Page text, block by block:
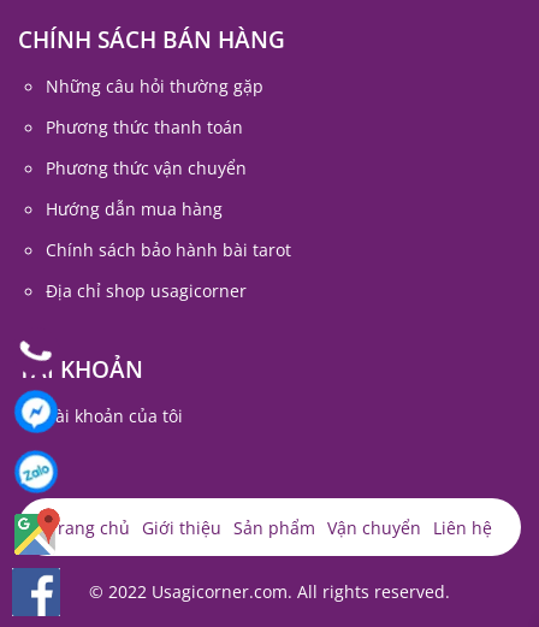
CHÍNH SÁCH BÁN HÀNG
Những câu hỏi thường gặp
Phương thức thanh toán
Phương thức vận chuyển
Hướng dẫn mua hàng
Chính sách bảo hành bài tarot
Địa chỉ shop usagicorner
TÀI KHOẢN
Tài khoản của tôi
Trang chủ Giới thiệu Sản phẩm Vận chuyển Liên hệ
© 2022 Usagicorner.com. All rights reserved.